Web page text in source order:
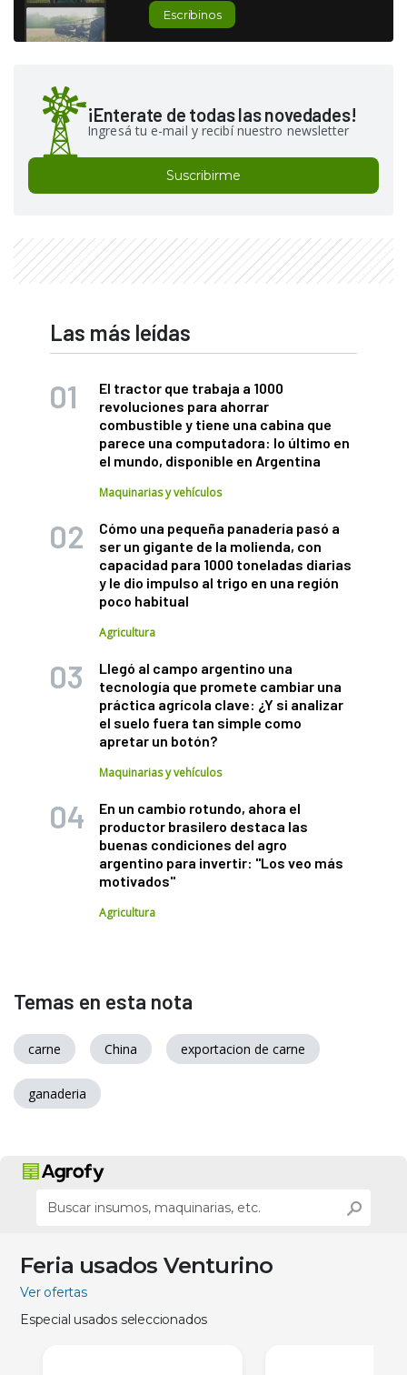
Escribinos
¡Enterate de todas las novedades!
Ingresá tu e-mail y recibí nuestro newsletter
Suscribirme
Las más leídas
El tractor que trabaja a 1000
revoluciones para ahorrar
combustible y tiene una cabina que
parece una computadora: lo último en
el mundo, disponible en Argentina
Maquinarias y vehículos
Cómo una pequeña panadería pasó a
ser un gigante de la molienda, con
capacidad para 1000 toneladas diarias
y le dio impulso al trigo en una región
poco habitual
Agricultura
Llegó al campo argentino una
tecnología que promete cambiar una
práctica agrícola clave: ¿Y si analizar
el suelo fuera tan simple como
apretar un botón?
Maquinarias y vehículos
En un cambio rotundo, ahora el
productor brasilero destaca las
buenas condiciones del agro
argentino para invertir: "Los veo más
motivados"
Agricultura
Temas en esta nota
carne China exportacion de carne
ganaderia
Feria usados Venturino
Ver ofertas
Especial usados seleccionados